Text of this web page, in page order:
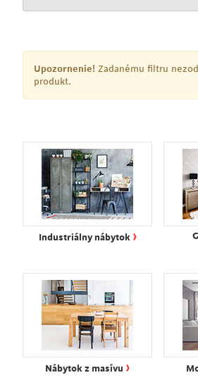
Upozornenie! Zadanému filtru
produkt.
Industriálny nábytok ›
Nábytok z masívu ›